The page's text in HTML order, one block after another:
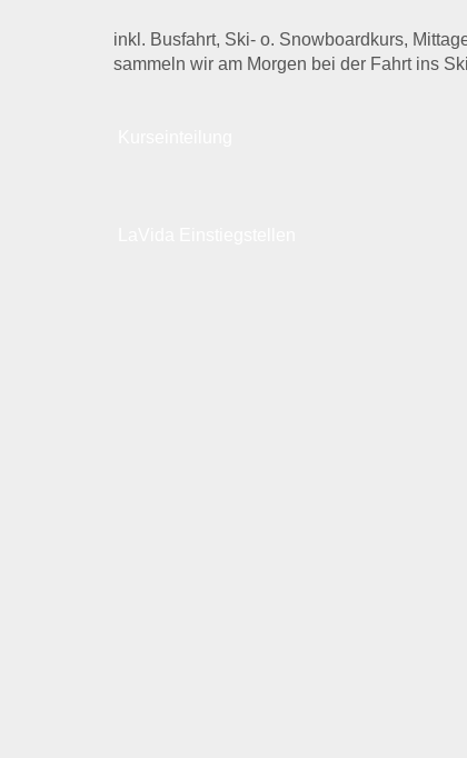
inkl. Busfahrt, Ski- o. Snowboardkurs,
sammeln wir am Morgen bei der Fahrt ins